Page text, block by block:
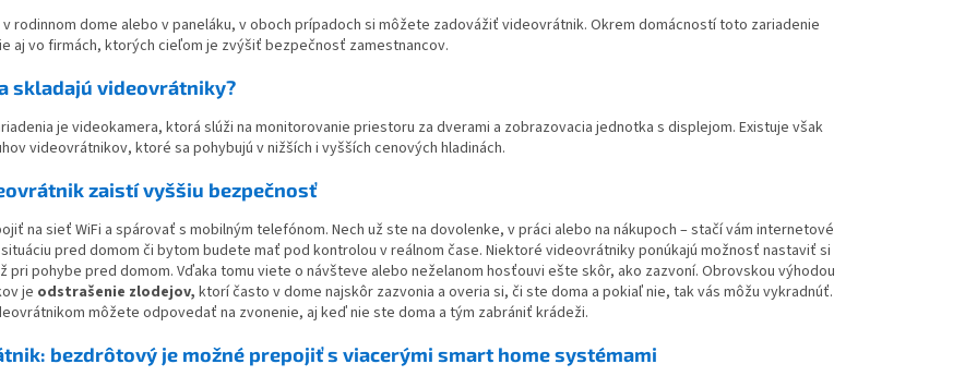
v rodinnom dome alebo v paneláku, v oboch prípadoch si môžete zadovážiť videovrátnik. Okrem domácností toto zariadenie
aj vo firmách, ktorých cieľom je zvýšiť bezpečnosť zamestnancov.
skladajú videovrátniky?
je videokamera, ktorá slúži na monitorovanie priestoru za dverami a zobrazovacia jednotka s displejom. Existuje však
videovrátnikov, ktoré sa pohybujú v nižších i vyšších cenových hladinách.
zaistí vyššiu bezpečnosť
na sieť WiFi a spárovať s mobilným telefónom. Nech už ste na dovolenke, v práci alebo na nákupoch – stačí vám internetové
pred domom či bytom budete mať pod kontrolou v reálnom čase. Niektoré videovrátniky ponúkajú možnosť nastaviť si
pri pohybe pred domom. Vďaka tomu viete o návšteve alebo neželanom hosťouvi ešte skôr, ako zazvoní. Obrovskou výhodou
je odstrašenie zlodejov, ktorí často v dome najskôr zazvonia a overia si, či ste doma a pokiaľ nie, tak vás môžu vykradnúť.
môžete odpovedať na zvonenie, aj keď nie ste doma a tým zabrániť krádeži.
bezdrôtový je možné prepojiť s viacerými smart home systémami